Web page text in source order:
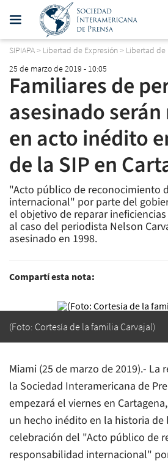
SIPIAPA> Libertad de Expresión> Libertad de
25 de marzo de 2019 - 10:05
Familiares de
asesinado
en acto inédito
de la SIP en
"Acto público de reconocimiento
internacional" por parte del
el objetivo de reparar
al caso del periodista Nelson
asesinado en 1998.
Compartí esta nota:
(Foto: Cortesía de la familia Carvajal)
Miami (25 de marzo de 2019).- La
la Sociedad Interamericana de
empezará el viernes en
un hecho inédito en la historia de
celebración del "Acto público de
responsabilidad internacional"